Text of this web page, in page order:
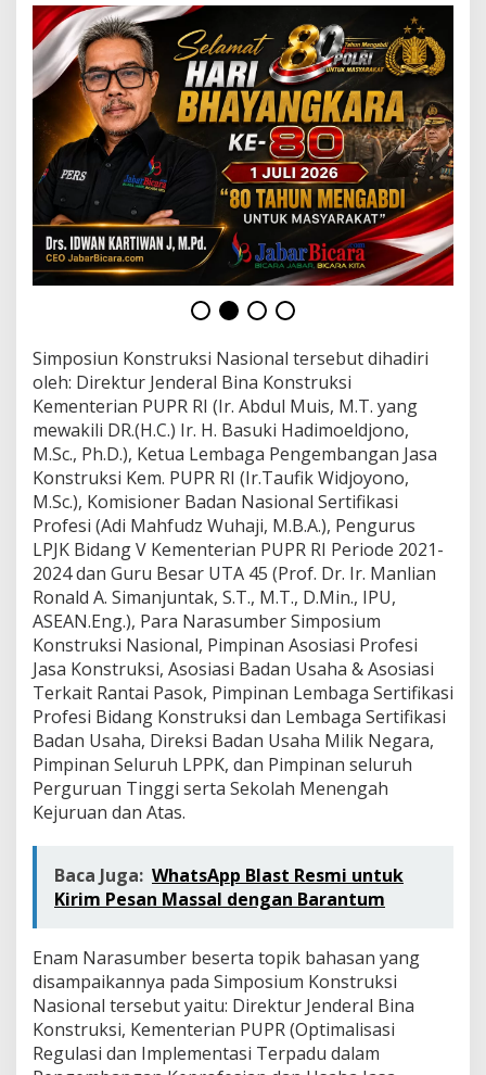
e
n
t
e
r
i
a
n
R
R
I
G
e
r
S
m
p
o
s
i
u
K
o
n
s
t
r
u
k
s
i
N
a
s
a
l
Simposiun Konstruksi Nasional tersebut dihadiri
oleh: Direktur Jenderal Bina Konstruksi
Kementerian PUPR RI (Ir. Abdul Muis, M.T. yang
mewakili DR.(H.C.) Ir. H. Basuki Hadimoeldjono,
M.Sc., Ph.D.), Ketua Lembaga Pengembangan Jasa
Konstruksi Kem. PUPR RI (Ir.Taufik Widjoyono,
M.Sc.), Komisioner Badan Nasional Sertifikasi
Profesi (Adi Mahfudz Wuhaji, M.B.A.), Pengurus
LPJK Bidang V Kementerian PUPR RI Periode 2021-
2024 dan Guru Besar UTA 45 (Prof. Dr. Ir. Manlian
Ronald A. Simanjuntak, S.T., M.T., D.Min., IPU,
ASEAN.Eng.), Para Narasumber Simposium
Konstruksi Nasional, Pimpinan Asosiasi Profesi
Jasa Konstruksi, Asosiasi Badan Usaha & Asosiasi
Terkait Rantai Pasok, Pimpinan Lembaga Sertifikasi
Profesi Bidang Konstruksi dan Lembaga Sertifikasi
Badan Usaha, Direksi Badan Usaha Milik Negara,
Pimpinan Seluruh LPPK, dan Pimpinan seluruh
Perguruan Tinggi serta Sekolah Menengah
Kejuruan dan Atas.
Baca Juga: WhatsApp Blast Resmi untuk
Kirim Pesan Massal dengan Barantum
Enam Narasumber beserta topik bahasan yang
disampaikannya pada Simposium Konstruksi
Nasional tersebut yaitu: Direktur Jenderal Bina
Konstruksi, Kementerian PUPR (Optimalisasi
Regulasi dan Implementasi Terpadu dalam